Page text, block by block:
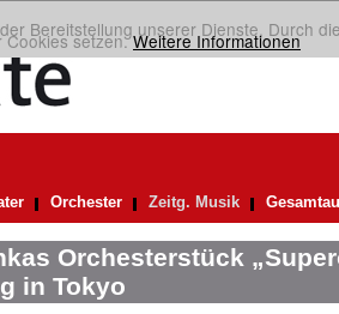
Bereitstellung unserer Dienste. Durch
Cookies setzen.Weitere Informationen
Orchester Zeitg. Musik
Orchesterstück
in Tokyo